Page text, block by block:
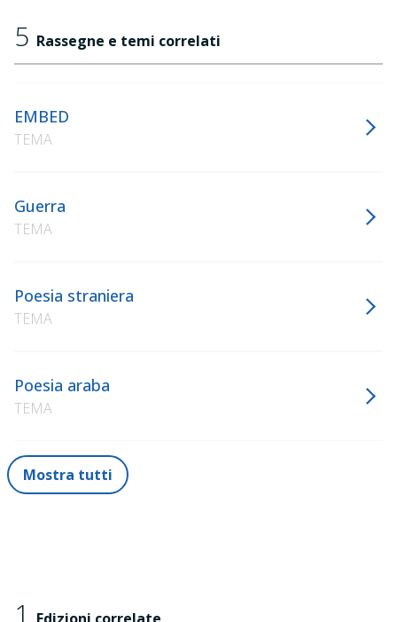
5 Rassegne e temi correlati
EMBED
TEMA
Guerra
TEMA
Poesia straniera
TEMA
Poesia araba
TEMA
Mostra tutti
1